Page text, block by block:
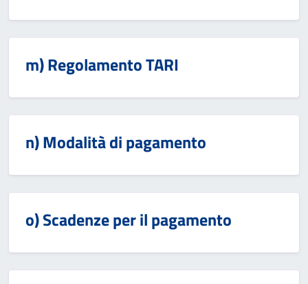
m) Regolamento TARI
n) Modalità di pagamento
o) Scadenze per il pagamento